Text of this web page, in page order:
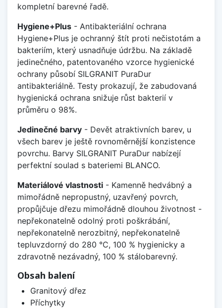
kompletní barevné řadě.
Hygiene+Plus - Antibakteriální ochrana
Hygiene+Plus je ochranný štít proti nečistotám a
bakteriím, který usnadňuje údržbu. Na základě
jedinečného, patentovaného vzorce hygienické
ochrany působí SILGRANIT PuraDur
antibakteriálně. Testy prokazují, že zabudovaná
hygienická ochrana snižuje růst bakterií v
průměru o 98%.
Jedinečné barvy - Devět atraktivních barev, u
všech barev je ještě rovnoměrnější konzistence
povrchu. Barvy SILGRANIT PuraDur nabízejí
perfektní soulad s bateriemi BLANCO.
Materiálové vlastnosti - Kamenně hedvábný a
mimořádně nepropustný, uzavřený povrch,
propůjčuje dřezu mimořádně dlouhou životnost -
nepřekonatelně odolný proti poškrábání,
nepřekonatelně nerozbitný, nepřekonatelně
tepluvzdorný do 280 °C, 100 % hygienicky a
zdravotně nezávadný, 100 % stálobarevný.
Obsah balení
Granitový dřez
Příchytky